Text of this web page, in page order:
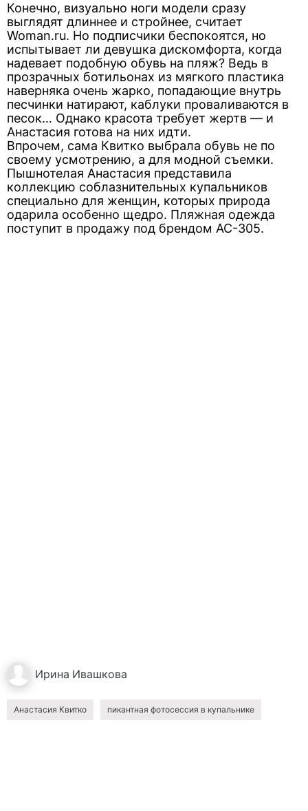
Конечно, визуально ноги модели сразу
выглядят длиннее и стройнее, считает
Woman.ru. Но подписчики беспокоятся, но
испытывает ли девушка дискомфорта, когда
надевает подобную обувь на пляж? Ведь в
прозрачных ботильонах из мягкого пластика
наверняка очень жарко, попадающие внутрь
песчинки натирают, каблуки проваливаются в
песок… Однако красота требует жертв — и
Анастасия готова на них идти.
Впрочем, сама Квитко выбрала обувь не по
своему усмотрению, а для модной съемки.
Пышнотелая Анастасия представила
коллекцию соблазнительных купальников
специально для женщин, которых природа
одарила особенно щедро. Пляжная одежда
поступит в продажу под брендом AC-305.
Ирина Ивашкова
Анастасия Квитко пикантная фотосессия в купальнике